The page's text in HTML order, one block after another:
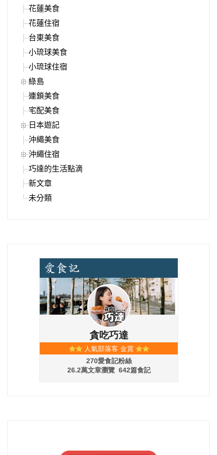
花蓮美食
花蓮住宿
台東美食
小琉球美食
小琉球住宿
綠島
連鎖美食
宅配美食
日本遊記
沖繩美食
沖繩住宿
巧達的生活點滴
新文章
未分類